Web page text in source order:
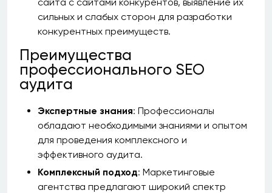
сильных и слабых сторон для разработки
конкурентных преимуществ.
Преимущества
профессионального SEO
аудита
Экспертные знания: Профессионалы
обладают необходимыми знаниями и опытом
для проведения комплексного и
эффективного аудита.
Комплексный подход: Маркетинговые
агентства предлагают широкий спектр